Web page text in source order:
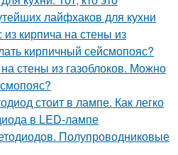
лайфхаков для кухни
кирпича на стены из
кирпичный сейсмопояс?
стены из газоблоков. Можно
стоит в лампе. Как легко
в LED-лампе
Полупроводниковые